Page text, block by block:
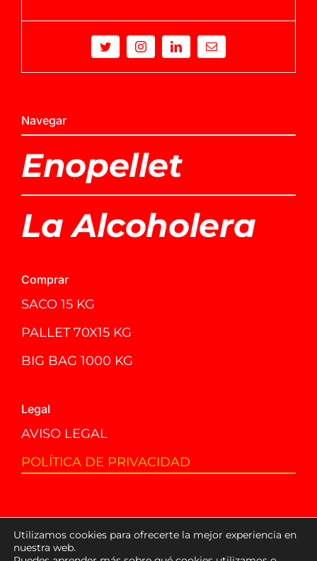
Navegar
Enopellet
La Alcoholera
Comprar
SACO 15 KG
PALLET 70X15 KG
BIG BAG 1000 KG
Legal
AVISO LEGAL
POLÍTICA DE PRIVACIDAD
© 2024 - 2026 ENOPELLET | La Alcoholera -
www.alcoholera.es
Utilizamos cookies para ofrecerte la mejor experiencia en
nuestra web.